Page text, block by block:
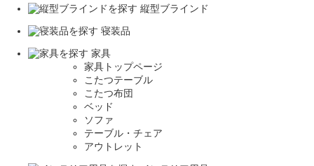
縦型ブラインド
寝装品
家具
家具トップページ
こたつテーブル
こたつ布団
ベッド
ソファ
テーブル・チェア
アウトレット